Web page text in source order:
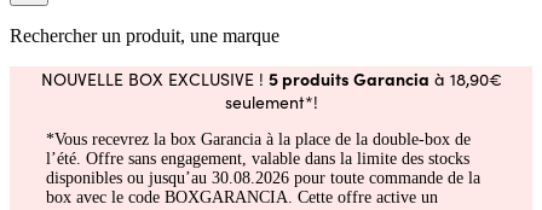
Rechercher un produit, une marque
NOUVELLE BOX EXCLUSIVE ! 5 produits Garancia à 18,90€
seulement*!
*Vous recevrez la box Garancia à la place de la double-box de
l’été. Offre sans engagement, valable dans la limite des stocks
disponibles ou jusqu’au 30.08.2026 pour toute commande de la
box avec le code BOXGARANCIA. Cette offre active un